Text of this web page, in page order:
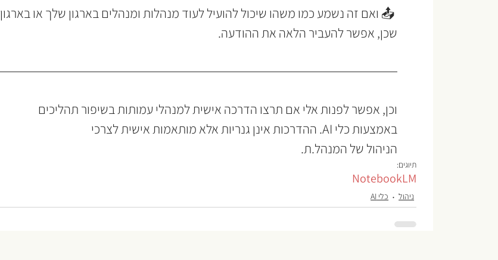
📤 ואם זה נשמע כמו משהו שיכול להועיל לעוד מנהלות ומנהלים בארגון שלך או בארגון
שכן, אפשר להעביר הלאה את ההודעה.
וכן, אפשר לפנות אלי אם תרצו הדרכה אישית למנהלי עמותות בשיפור תהליכים
באמצעות כלי AI. ההדרכות אינן גנריות אלא מותאמות אישית לצרכי
הניהול של המנהל.ת.
תיוגים:
NotebookLM
ניהול כלי AI